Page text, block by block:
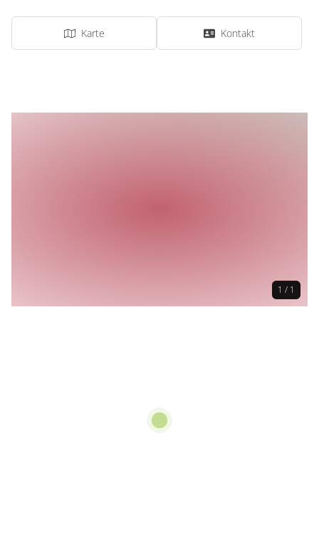
Karte Kontakt
1 / 1